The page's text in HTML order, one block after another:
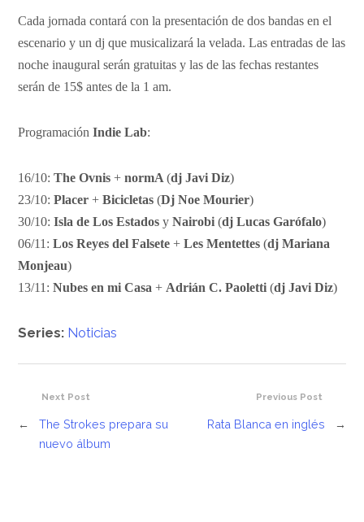
Cada jornada contará con la presentación de dos bandas en el
escenario y un dj que musicalizará la velada. Las entradas de las
noche inaugural serán gratuitas y las de las fechas restantes
serán de 15$ antes de la 1 am.
ProgramaciónIndie Lab:
16/10:The Ovnis +normA(dj Javi Diz)
23/10:Placer+Bicicletas (Dj Noe Mourier)
30/10:Isla de Los Estados yNairobi(dj Lucas Garófalo)
06/11:Los Reyes del Falsete + Les Mentettes (dj Mariana
Monjeau)
13/11:Nubes en mi Casa +Adrián C. Paoletti (dj Javi Diz)
Series: Noticias
Previous Post
Rata Blanca en inglés →
Next Post
←
The Strokes prepara su
nuevo álbum